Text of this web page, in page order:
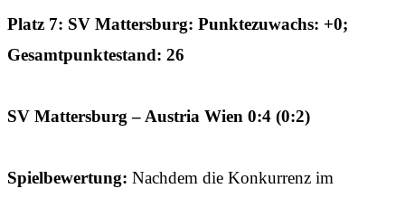
Platz 7: SV Mattersburg: Punktezuwachs: +0;
Gesamtpunktestand: 26
SV Mattersburg – Austria Wien 0:4 (0:2)
Spielbewertung: Nachdem die Konkurrenz im